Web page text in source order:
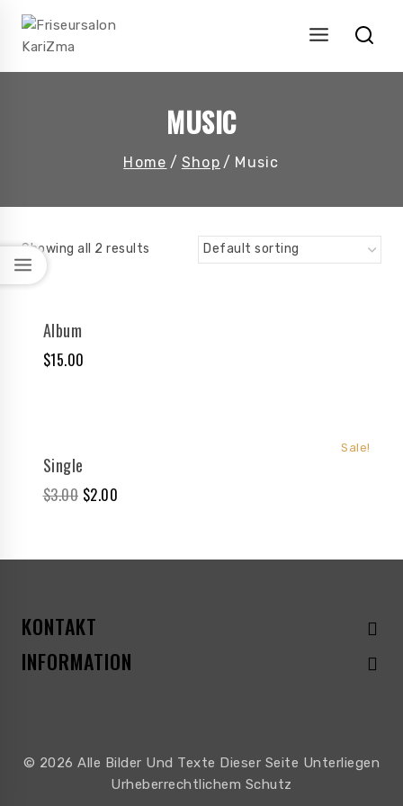
content
MUSIC
Home / Shop / Music
Showing all 2 results
Album
$15.00
Sale!
Single
$3.00 $2.00
KONTAKT
INFORMATION
© 2026 Alle Bilder Und Texte Dieser Seite Unterliegen
Urheberrechtlichem Schutz